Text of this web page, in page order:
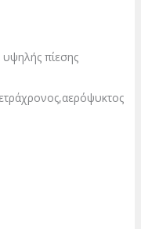
υψηλής πίεσης